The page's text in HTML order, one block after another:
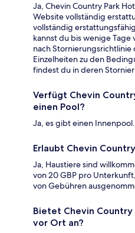
Ja, Chevin Country Park
Website vollständig
vollständig
kannst du bis wenige
nach
Einzelheiten zu den
findest du in deren
Verfügt Chevin
einen Pool?
Ja, es gibt einen Innenpool.
Erlaubt Chevin
Ja, Haustiere sind
von 20 GBP pro
von Gebühren
Bietet Chevin Country
vor Ort an?